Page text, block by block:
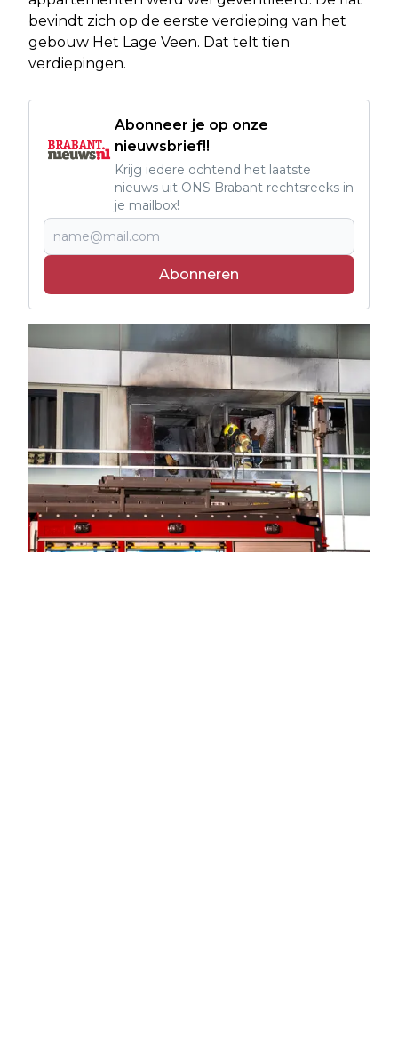
bevindt zich op de eerste verdieping van het
gebouw Het Lage Veen. Dat telt tien
verdiepingen.
Abonneer je op onze
nieuwsbrief!!
Krijg iedere ochtend het laatste
nieuws uit ONS Brabant rechtsreeks in
je mailbox!
Abonneren